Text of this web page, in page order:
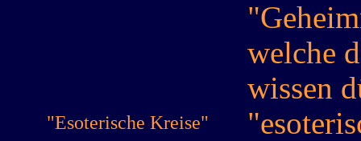
"Esoterische Kreise"
welche
wissen